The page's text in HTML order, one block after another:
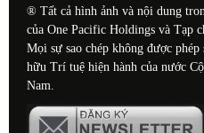
® Tất cả hình ảnh và nội dung
của One Pacific Holdings và Tạp
Mọi sự sao chép không được
hữu Trí tuệ hiện hành của nước
Nam.